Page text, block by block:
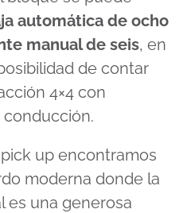
automática de ocho
manual de seis, en
de contar
4×4 con
up encontramos
moderna donde la
es una generosa